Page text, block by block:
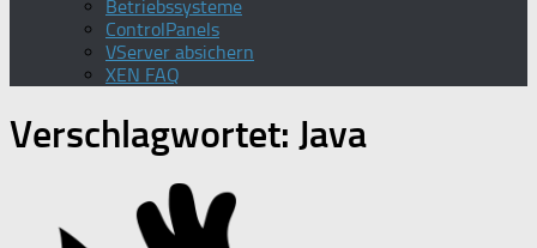
Betriebssysteme
ControlPanels
VServer absichern
XEN FAQ
Verschlagwortet: Java